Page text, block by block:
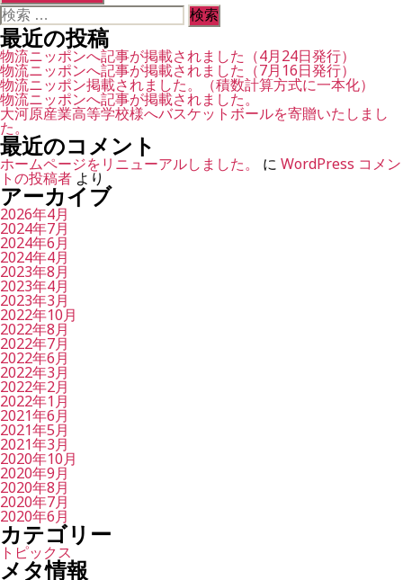
検
索
対
象:
最近の投稿
物流ニッポンへ記事が掲載されました（4月24日発行）
物流ニッポンへ記事が掲載されました（7月16日発行）
物流ニッポン掲載されました。（積数計算方式に一本化）
物流ニッポンへ記事が掲載されました。
大河原産業高等学校様へバスケットボールを寄贈いたしまし
た。
最近のコメント
ホームページをリニューアルしました。 に WordPress コメン
トの投稿者 より
アーカイブ
2026年4月
2024年7月
2024年6月
2024年4月
2023年8月
2023年4月
2023年3月
2022年10月
2022年8月
2022年7月
2022年6月
2022年3月
2022年2月
2022年1月
2021年6月
2021年5月
2021年3月
2020年10月
2020年9月
2020年8月
2020年7月
2020年6月
カテゴリー
トピックス
メタ情報